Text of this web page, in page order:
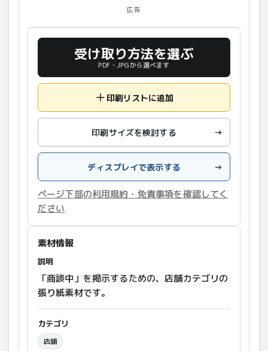
広告
受け取り方法を選ぶ
PDF・JPGから選べます
印刷リストに追加
印刷サイズを検討する →
ディスプレイで表示する →
ページ下部の利用規約・免責事項を確認してく
ださい
素材情報
説明
「商談中」を掲示するための、店舗カテゴリの
張り紙素材です。
カテゴリ
店舗